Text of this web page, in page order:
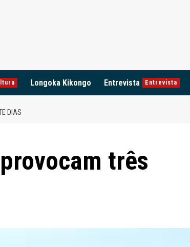
Longoka Kikongo Entrevista Entrevista
DIAS
três